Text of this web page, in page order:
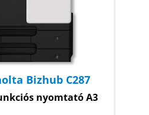
Bizhub C287
nyomtató A3